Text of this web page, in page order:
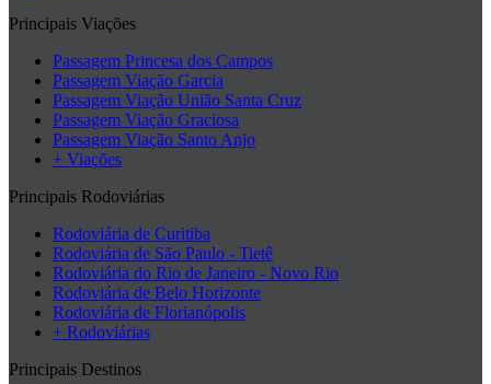
Principais Viações
Passagem Princesa dos Campos
Passagem Viação Garcia
Passagem Viação União Santa Cruz
Passagem Viação Graciosa
Passagem Viação Santo Anjo
+ Viações
Principais Rodoviárias
Rodoviária de Curitiba
Rodoviária de São Paulo - Tietê
Rodoviária do Rio de Janeiro - Novo Rio
Rodoviária de Belo Horizonte
Rodoviária de Florianópolis
+ Rodoviárias
Principais Destinos